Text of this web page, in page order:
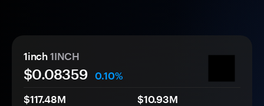
1inch 1INCH
$0.08359
0.10%
$117.48M
$10.93M